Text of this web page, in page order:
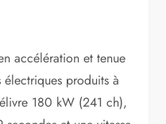
accélération et tenue
produits à
180 kW (241 ch),